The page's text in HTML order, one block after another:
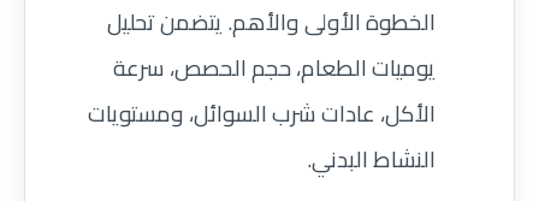
الخطوة الأولى والأهم. يتضمن تحليل
يوميات الطعام، حجم الحصص، سرعة
الأكل، عادات شرب السوائل، ومستويات
النشاط البدني.